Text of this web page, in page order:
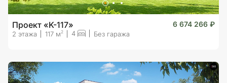
Проект «K-117» 6 674 266 ₽
2 этажа 117 м2 4 Без гаража